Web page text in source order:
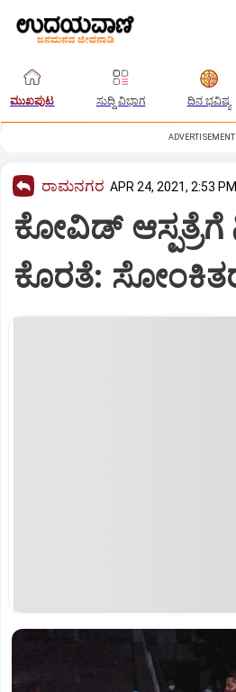
ಮುಖಪುಟ ಸುದ್ದಿ ವಿಭಾಗ ದಿನ ಭವಿಷ್ಯ
ADVERTISEMENT
ರಾಮನಗರ APR 24, 2021, 2:53
ಕೋವಿಡ್‌ ಆಸ್ಪತ್ರೆಗೆ
ಕೊರತೆ: